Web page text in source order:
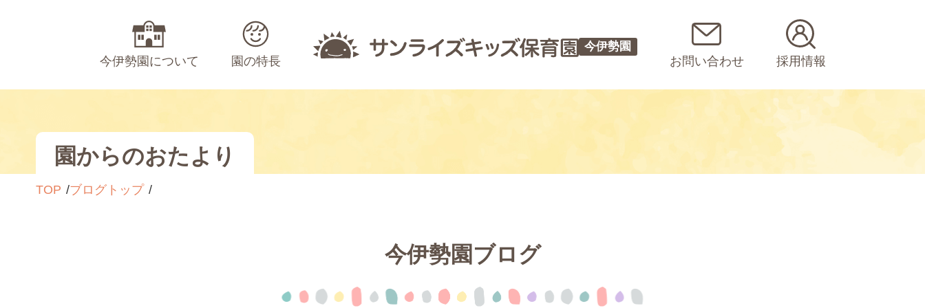
今伊勢園について 園の特長
今伊勢園
お問い合わせ 採用情報
園からのおたより
TOP ブログトップ
今伊勢園ブログ